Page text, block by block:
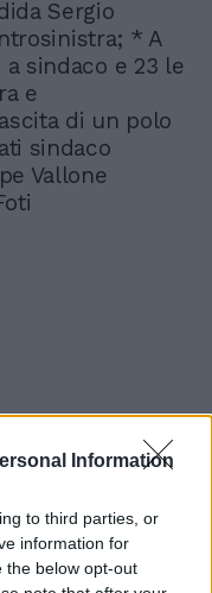
Information
to third parties, or
information for
the below opt-out
Sergio
* A
sindaco e 23 le
e
di un polo
sindaco
Vallone